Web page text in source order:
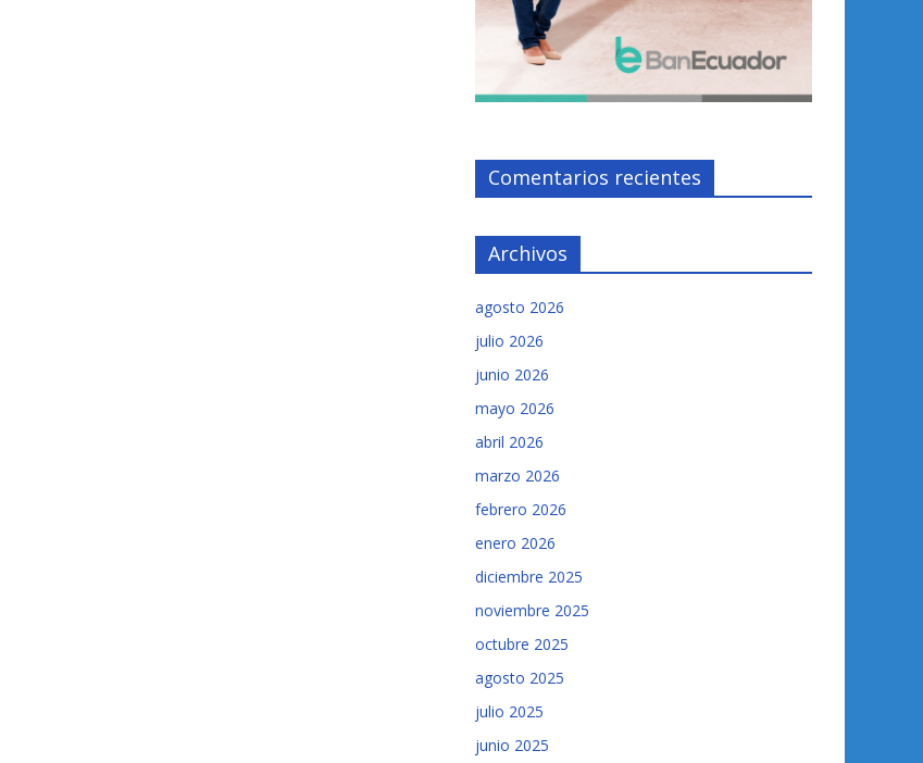
Comentarios recientes
Archivos
agosto 2026
julio 2026
junio 2026
mayo 2026
abril 2026
marzo 2026
febrero 2026
enero 2026
diciembre 2025
noviembre 2025
octubre 2025
agosto 2025
julio 2025
junio 2025